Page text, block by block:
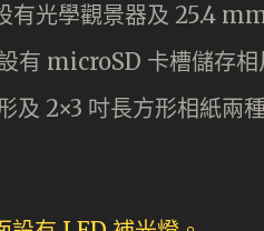
有光學觀景器及 25.4
有 microSD 卡槽儲存
及 2×3 吋長方形相紙兩